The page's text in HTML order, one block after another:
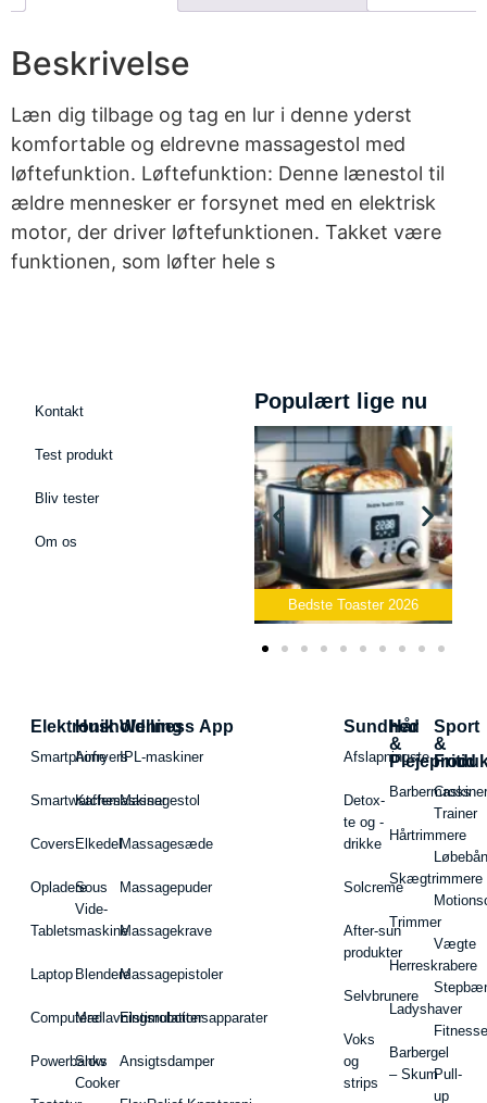
Beskrivelse
Læn dig tilbage og tag en lur i denne yderst
komfortable og eldrevne massagestol med
løftefunktion. Løftefunktion: Denne lænestol til
ældre mennesker er forsynet med en elektrisk
motor, der driver løftefunktionen. Takket være
funktionen, som løfter hele s
Kontakt
Test produkt
Bliv tester
Om os
Populært lige nu
Bedste Toaster 2026
Elektronik
Smartphone
Smartwatches
Covers
Opladere
Tablets
Laptop
Computere
Powerbanks
Husholdning
Airfryers
Kaffemaskiner
Elkedel
Sous
Vide-
maskine
Blendere
Madlavningsrobotter
Slow
Cooker
Wellness App
IPL-maskiner
Massagestol
Massagesæde
Massagepuder
Massagekrave
Massagepistoler
Elstimulationsapparater
Ansigtsdamper
Sundhed
Afslapningste
Detox-
te og -
drikke
Solcreme
After-sun
produkter
Selvbrunere
Voks
og
strips
Hår
&
Hårtrimmere
Skægtrimmere
Trimmer
Herreskrabere
Ladyshaver
Barbergel
– Skum
Sport
&
Fritid
Cross
Trainer
Vægte
Pull-
up